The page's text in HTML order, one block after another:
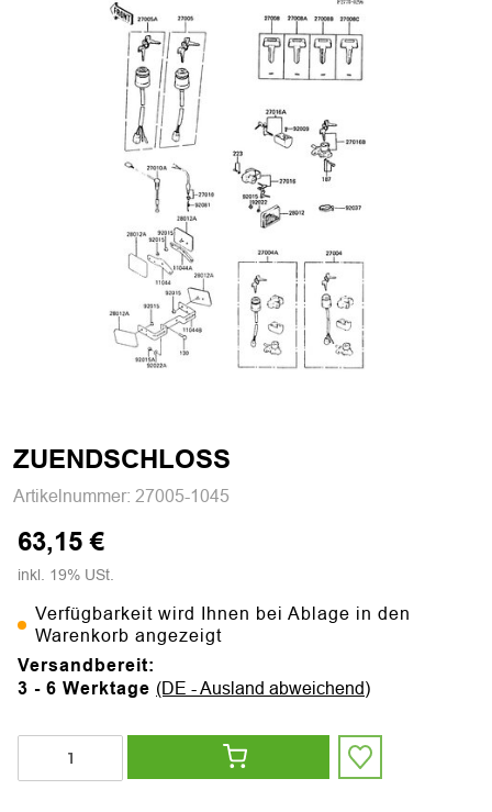
ZUENDSCHLOSS
Artikelnummer: 27005-1045
63,15 €
inkl. 19% USt.
Verfügbarkeit wird Ihnen bei Ablage in den
Warenkorb angezeigt
Versandbereit:
3 - 6 Werktage (DE - Ausland abweichend)